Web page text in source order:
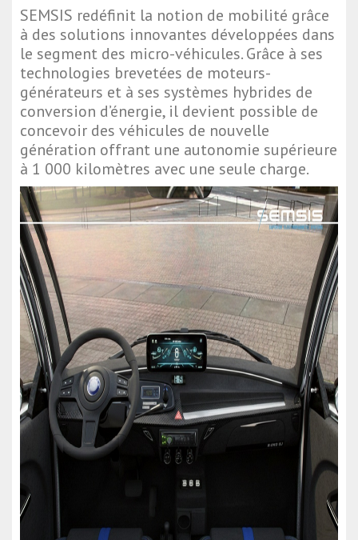
SEMSIS redéfinit la notion de mobilité grâce
à des solutions innovantes développées dans
le segment des micro-véhicules. Grâce à ses
technologies brevetées de moteurs-
générateurs et à ses systèmes hybrides de
conversion d’énergie, il devient possible de
concevoir des véhicules de nouvelle
génération offrant une autonomie supérieure
à 1 000 kilomètres avec une seule charge.